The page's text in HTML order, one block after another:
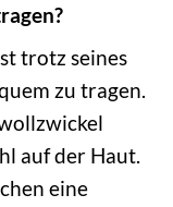
trotz seines
zu tragen.
auf der Haut.
eine